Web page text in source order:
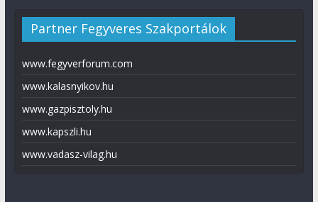
Partner Fegyveres Szakportálok
www.fegyverforum.com
www.kalasnyikov.hu
www.gazpisztoly.hu
www.kapszli.hu
www.vadasz-vilag.hu